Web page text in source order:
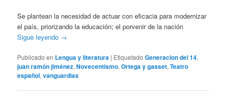
Se plantean la necesidad de actuar con eficacia para modernizar
el país, priorizando la educación; el porvenir de la nación
Sigue leyendo →
Publicado en Lengua y literatura | Etiquetado Generacion del 14,
juan ramón jiménez,Novecentismo,Ortega y gasset,Teatro
español,vanguardias